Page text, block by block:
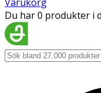
Du har 0 produkter i